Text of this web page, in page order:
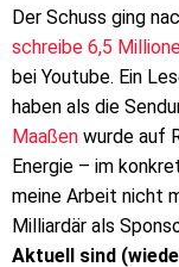
Der Schuss ging
schreibe 6,5
bei Youtube. Ein
haben als die
Maaßen wurde auf
Energie – im
meine Arbeit nicht
Milliardär als
Aktuell sind